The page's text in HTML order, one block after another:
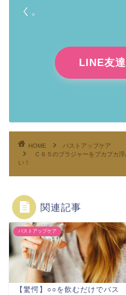
く。
LINE友
HOME
バストアップケア
Ｃ６５のブラジャーをプカプカ
い！
関連記事
バストアップケア
【驚愕】○○を飲むだけでバス